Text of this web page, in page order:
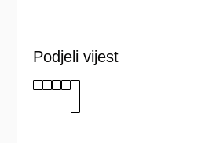
Podjeli vijest